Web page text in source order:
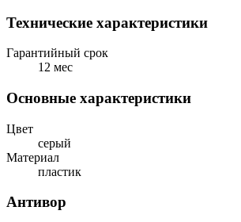
Технические характеристики
Гарантийный срок
12 мес
Основные характеристики
Цвет
серый
Материал
пластик
Антивор